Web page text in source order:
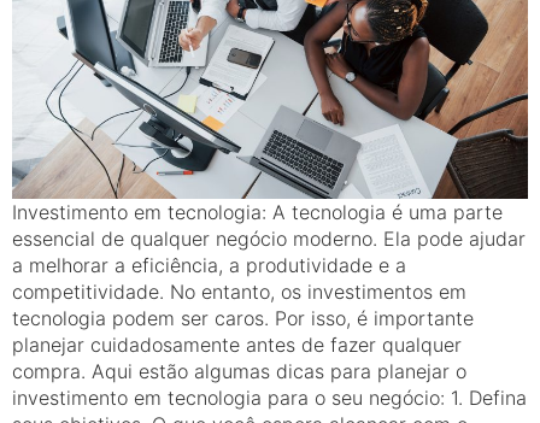
Investimento em tecnologia: A tecnologia é uma parte
essencial de qualquer negócio moderno. Ela pode ajudar
a melhorar a eficiência, a produtividade e a
competitividade. No entanto, os investimentos em
tecnologia podem ser caros. Por isso, é importante
planejar cuidadosamente antes de fazer qualquer
compra. Aqui estão algumas dicas para planejar o
investimento em tecnologia para o seu negócio: 1. Defina